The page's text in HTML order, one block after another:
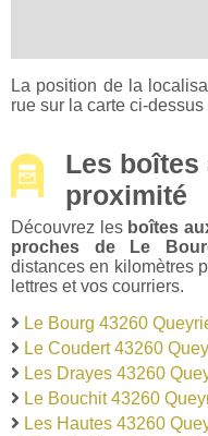
La position de la
rue sur la carte ci-dessus
Les boîtes
proximité
Découvrez les boîtes
proches de Le
distances en kilomètres
lettres et vos courriers.
Le Bourg 43260
Le Coudert 43260
Les Drayes 43260
Le Bouchit 43260
Les Hautes 43260